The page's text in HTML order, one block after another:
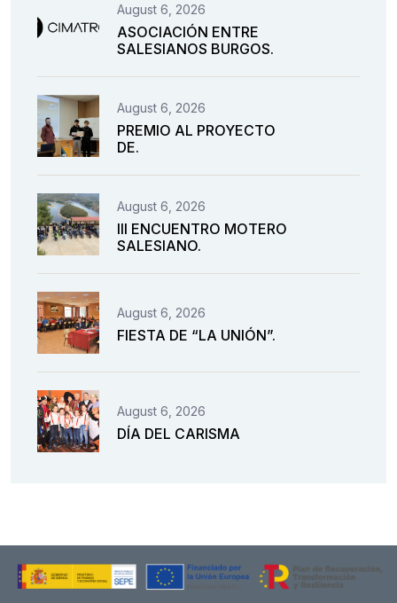
August 6, 2026
ASOCIACIÓN ENTRE
SALESIANOS BURGOS.
August 6, 2026
PREMIO AL PROYECTO
DE.
August 6, 2026
III ENCUENTRO MOTERO
SALESIANO.
August 6, 2026
FIESTA DE “LA UNIÓN”.
August 6, 2026
DÍA DEL CARISMA